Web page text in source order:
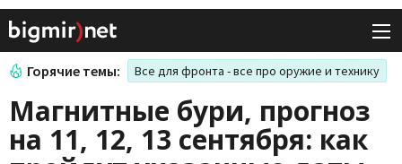
Горячие темы: Все для фронта - все про оружие и технику
Магнитные бури, прогноз
на 11, 12, 13 сентября: как